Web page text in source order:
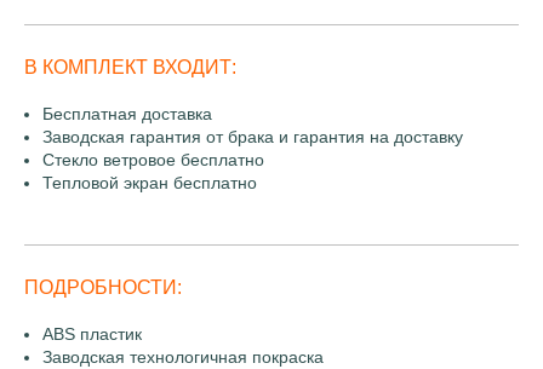
В КОМПЛЕКТ ВХОДИТ:
Бесплатная доставка
Заводская гарантия от брака и гарантия на доставку
Стекло ветровое бесплатно
Тепловой экран бесплатно
ПОДРОБНОСТИ:
ABS пластик
Заводская технологичная покраска